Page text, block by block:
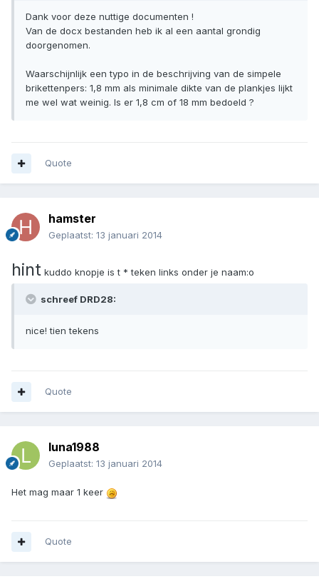
Dank voor deze nuttige documenten !
Van de docx bestanden heb ik al een aantal grondig
doorgenomen.
Waarschijnlijk een typo in de beschrijving van de simpele
brikettenpers: 1,8 mm als minimale dikte van de plankjes lijkt
me wel wat weinig. Is er 1,8 cm of 18 mm bedoeld ?
Quote
hamster
Geplaatst: 13 januari 2014
hint kuddo knopje is t * teken links onder je naam:o
schreef DRD28:
nice! tien tekens
Quote
luna1988
Geplaatst: 13 januari 2014
Het mag maar 1 keer
Quote